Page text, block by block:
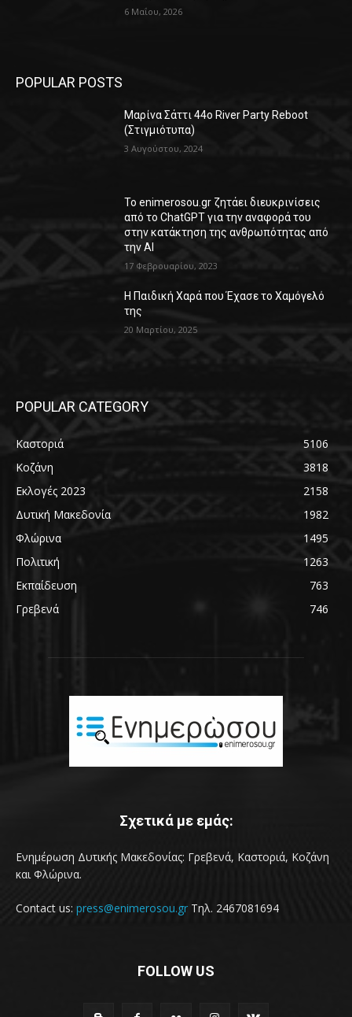
6 Μαΐου, 2026
POPULAR POSTS
Μαρίνα Σάττι 44o River Party Reboot
(Στιγμιότυπα)
3 Αυγούστου, 2024
Το enimerosou.gr ζητάει διευκρινίσεις
από το ChatGPT για την αναφορά του
στην κατάκτηση της ανθρωπότητας από
την AI
17 Φεβρουαρίου, 2023
Η Παιδική Χαρά που Έχασε το Χαμόγελό
της
20 Μαρτίου, 2025
POPULAR CATEGORY
Καστοριά
5106
Κοζάνη
3818
Εκλογές 2023
2158
Δυτική Μακεδονία
1982
Φλώρινα
1495
Πολιτική
1263
Εκπαίδευση
763
Γρεβενά
746
Σχετικά με εμάς:
Ενημέρωση Δυτικής Μακεδονίας: Γρεβενά, Καστοριά, Κοζάνη
και Φλώρινα.
Contact us: press@enimerosou.gr Τηλ. 2467081694
FOLLOW US